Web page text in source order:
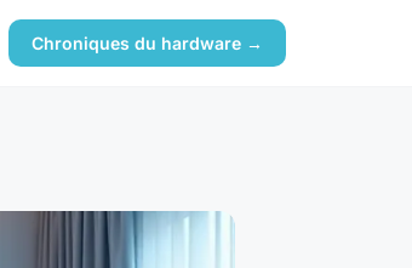
Chroniques du hardware →